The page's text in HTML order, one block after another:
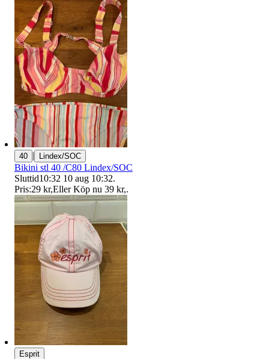
40 | Lindex/SOC
Bikini stl 40 /C80 Lindex/SOC
Sluttid10:32 10 aug 10:32.
Pris:29 kr,Eller Köp nu 39 kr,.
Esprit